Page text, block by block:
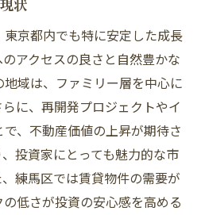
スとその利便性
もたらす生活の質
資に与える影響
のエリア選定
産価値に与える影響
練馬区の不動産投資の可能
支持される理由
状
京都内でも特に安定した成長
アクセスの良さと自然豊かな
域は、ファミリー層を中心に
に、再開発プロジェクトやイ
、不動産価値の上昇が期待さ
投資家にとっても魅力的な市
練馬区では賃貸物件の需要が
低さが投資の安心感を高める